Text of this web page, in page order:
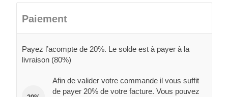
Paiement
Payez l’acompte de 20%. Le solde est à payer à la
livraison (80%)
Afin de valider votre commande il vous suffit
de payer 20% de votre facture. Vous pouvez